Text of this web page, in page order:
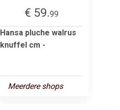
€ 59.99
Hansa pluche walrus
knuffel cm -
Meerdere shops